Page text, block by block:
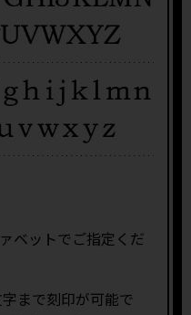
ベットでご指定くだ
まで刻印が可能で